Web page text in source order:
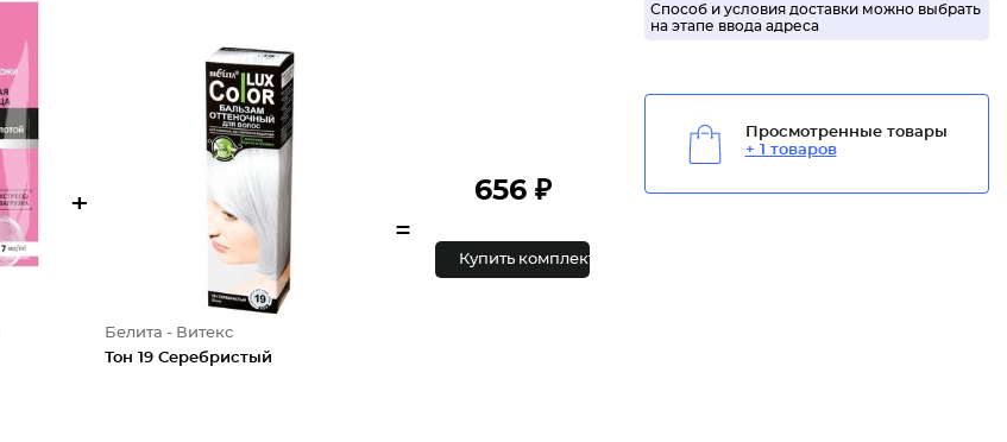
+
Белита - Витекс
Тон 19 Серебристый
=
656 ₽
Купить комплект
Способ и условия доставки можно выбрать
на этапе ввода адреса
Просмотренные товары
+ 1 товаров